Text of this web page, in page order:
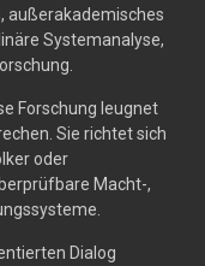
außerakademisches
Systemanalyse,
Forschung leugnet
Sie richtet sich
oder
Macht-,
Dialog